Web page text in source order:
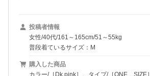
投稿者情報
女性/40代/161～165cm/51～55kg
普段着ているサイズ：M
購入した商品
カラー/［Dk.pink］、タイプ/［ONE SIZE］